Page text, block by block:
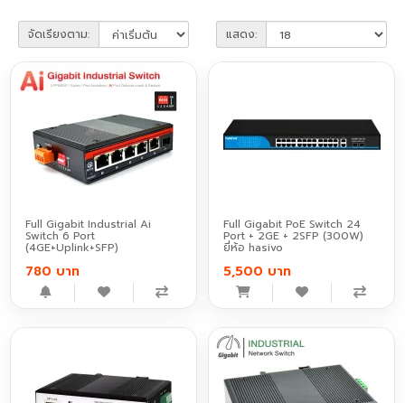
จัดเรียงตาม: แสดง:
Full Gigabit Industrial Ai
Switch 6 Port
(4GE+Uplink+SFP)
780 บาท
Full Gigabit PoE Switch 24
Port + 2GE + 2SFP (300W)
ยี่ห้อ hasivo
5,500 บาท